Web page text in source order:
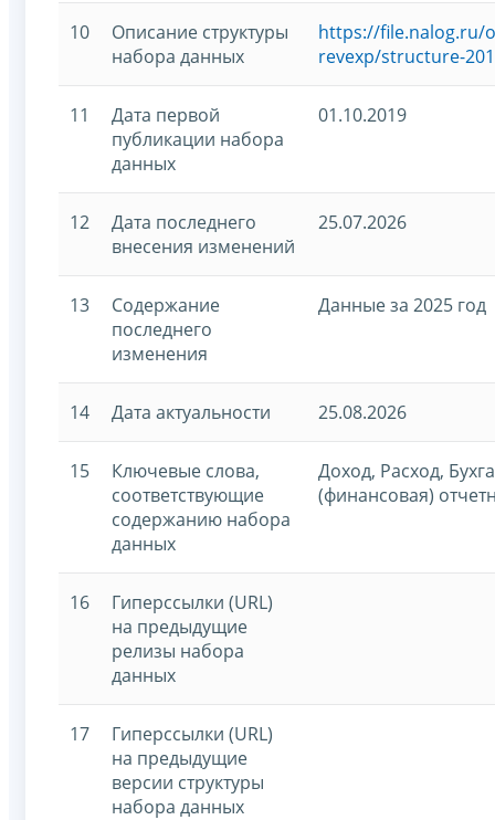
10
Описание структуры
набора данных
https://file.nalog.ru/
revexp/structure-
11
Дата первой
публикации набора
данных
01.10.2019
12
Дата последнего
внесения изменений
25.07.2026
13
Содержание
последнего
изменения
Данные за 2025 год
14 Дата актуальности 25.08.2026
15
Ключевые слова,
соответствующие
содержанию набора
данных
Доход, Расход,
(финансовая)
16
Гиперссылки (URL)
на предыдущие
релизы набора
данных
17
Гиперссылки (URL)
на предыдущие
версии структуры
набора данных